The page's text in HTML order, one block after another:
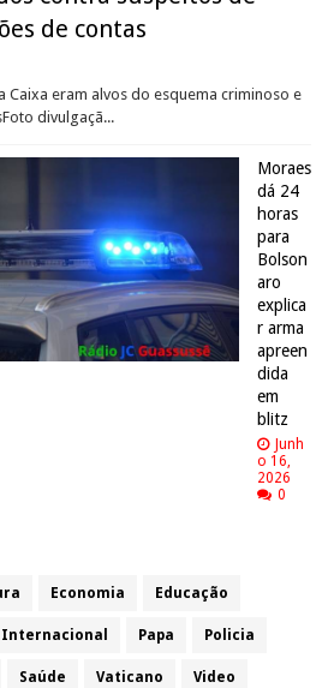
de contas
Caixa eram alvos do esquema criminoso e
divulgaçã...
Moraes
dá 24
horas
para
Bolson
aro
explica
r arma
apreen
dida
em
blitz
Junh
o 16,
2026
0
Economia Educação
Internacional Papa Policia
Saúde Vaticano Video